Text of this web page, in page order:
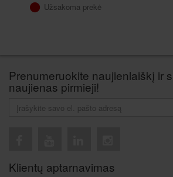
Užsakoma prekė
Prenumeruokite naujienlaiškį ir
naujienas pirmieji!
Klientų aptarnavimas